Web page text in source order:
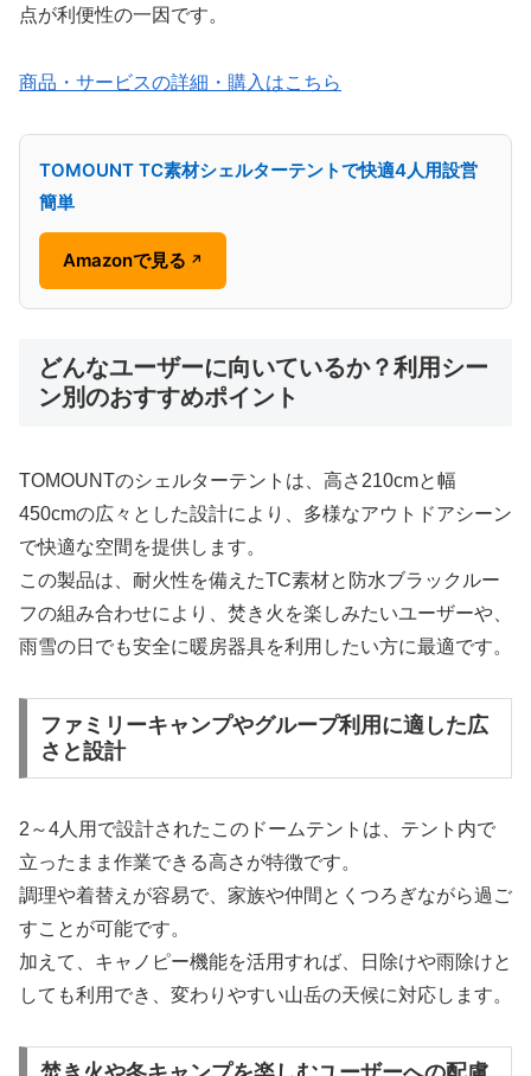
点が利便性の一因です。
商品・サービスの詳細・購入はこちら
TOMOUNT TC素材シェルターテントで快適4人用設営
簡単
Amazonで見る ↗
どんなユーザーに向いているか？利用シー
ン別のおすすめポイント
TOMOUNTのシェルターテントは、高さ210cmと幅
450cmの広々とした設計により、多様なアウトドアシーン
で快適な空間を提供します。
この製品は、耐火性を備えたTC素材と防水ブラックルー
フの組み合わせにより、焚き火を楽しみたいユーザーや、
雨雪の日でも安全に暖房器具を利用したい方に最適です。
ファミリーキャンプやグループ利用に適した広
さと設計
2～4人用で設計されたこのドームテントは、テント内で
立ったまま作業できる高さが特徴です。
調理や着替えが容易で、家族や仲間とくつろぎながら過ご
すことが可能です。
加えて、キャノピー機能を活用すれば、日除けや雨除けと
しても利用でき、変わりやすい山岳の天候に対応します。